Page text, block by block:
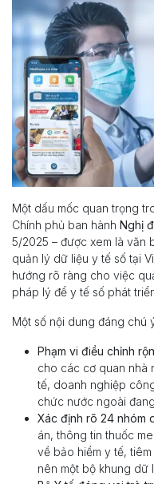
Một dấu mốc quan trọng
Chính phủ ban hành Nghị
5/2025 – được xem là văn
quản lý dữ liệu y tế số tại
hướng rõ ràng cho việc
pháp lý để y tế số phát
Một số nội dung đáng chú
Phạm vi điều chỉnh
cho các cơ quan nhà
tế, doanh nghiệp
chức nước ngoài
Xác định rõ 24 nhóm
án, thông tin thuốc
về bảo hiểm y tế,
nên một bộ khung dữ